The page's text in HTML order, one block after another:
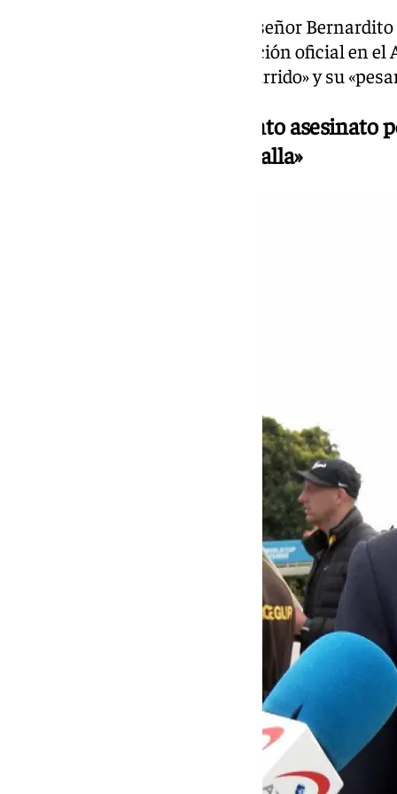
Por su parte, el apostólico Monseñor
sábado en la localidad en recepción oficial en
también su «repulsa ante lo ocurrido» y su
Moreno lamenta el «presunto asesinato
Estepa y admite que «algo falla»